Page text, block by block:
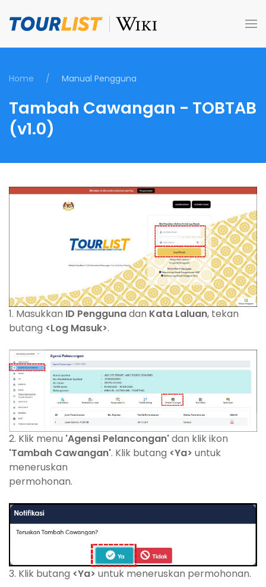
Skip to main content
Home Manual Pengguna
Tambah Cawangan - TOBTAB
(v1.0)
1. Masukkan ID Penggunadan Kata Laluan, tekan
butang <Log Masuk>.
2. Klik menu 'Agensi Pelancongan'dan klik ikon
'Tambah Cawangan'. Klik butang <Ya> untuk
meneruskan
permohonan.
3. Klik butang <Ya> untuk meneruskan permohonan.